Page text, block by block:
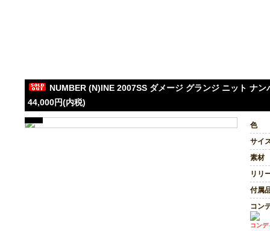
NUMBER (N)INE 2007SS ダメージ グランジ ニット ナ
44,000円(内税)
色
サイ
素材
リリ
付属
コン
コンデ